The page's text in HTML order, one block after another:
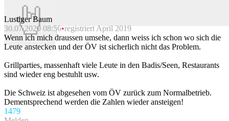
Beitrag melden
Lustiger Baum
30.07.2020 08:56 registriert April 2019
Wenn ich mich draussen umsehe, dann weiss ich schon wo sich die
Leute anstecken und der ÖV ist sicherlich nicht das Problem.
Grillparties, massenhaft viele Leute in den Badis/Seen, Restaurants
sind wieder eng bestuhlt usw.
Die Schweiz ist abgesehen vom ÖV zurück zum Normalbetrieb.
Dementsprechend werden die Zahlen wieder ansteigen!
1479